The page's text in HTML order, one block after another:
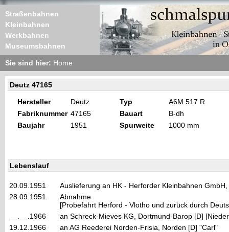
Straßenbahnen
Kleinbahnen
Werkbahnen
Museumsbahnen
Sie sind hier: Home
Deutz 47165
Hersteller Deutz Typ
A6M 517 R
Fabriknummer 47165 Bauart
B-dh
Baujahr
1951 Spurweite 1000 mm
Lebenslauf
20.09.1951
Auslieferung an HK - Herforder Kleinbahnen
28.09.1951
Abnahme
[Probefahrt Herford - Vlotho und zurück durch
__.__.1966
an Schreck-Mieves KG, Dortmund-Barop [D]
19.12.1966
an AG Reederei Norden-Frisia, Norden [D] "Carl"